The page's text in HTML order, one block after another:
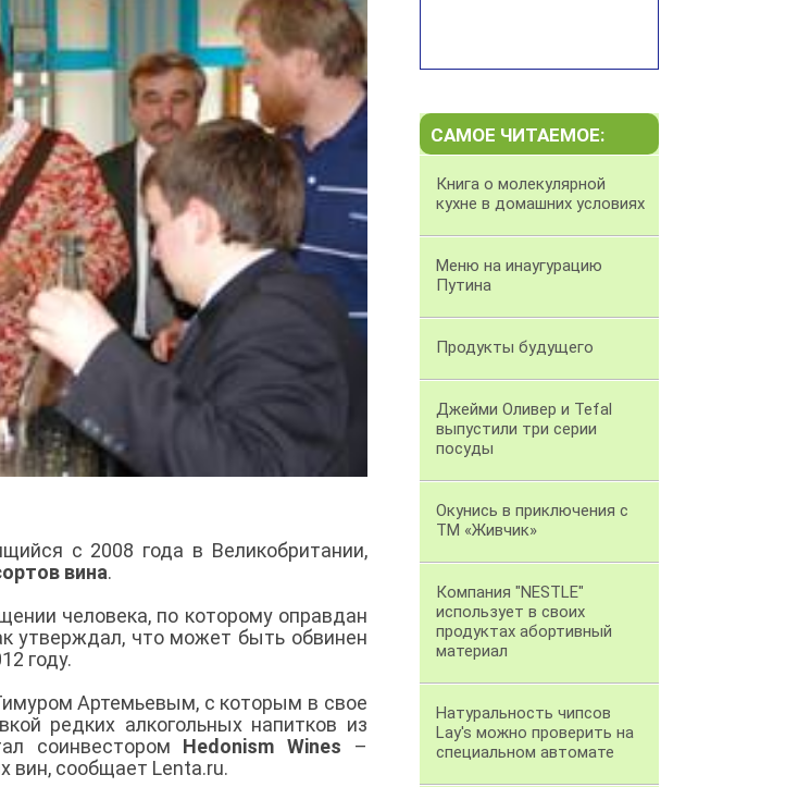
с 2008 года в Великобритании,
вина.
человека, по которому оправдан
утверждал, что может быть обвинен
году.
Артемьевым, с которым в свое
редких алкогольных напитков из
соинвестором Hedonism Wines –
вин, сообщает Lenta.ru.
САМОЕ ЧИТАЕМОЕ:
Книга о молекулярной
кухне в домашних условиях
Меню на инаугурацию
Путина
Продукты будущего
Джейми Оливер и Tefal
выпустили три серии
посуды
Окунись в приключения с
ТМ «Живчик»
Компания "NESTLE"
использует в своих
продуктах абортивный
материал
Натуральность чипсов
Lay's можно проверить на
специальном автомате